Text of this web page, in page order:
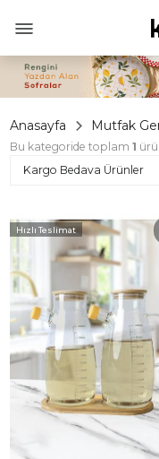
Anasayfa Mutfak
Bu kategoride toplam 1
Kargo Bedava Ürünler
Hızlı Teslimat